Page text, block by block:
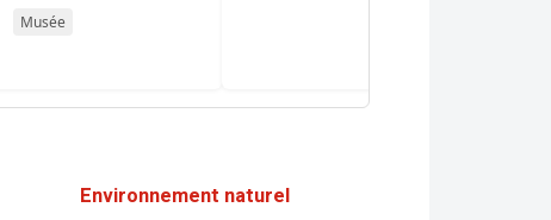
Musée
Environnement naturel